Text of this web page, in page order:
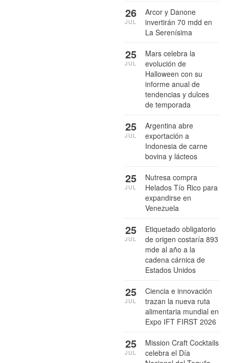
Arcor y Danone
invertirán 70 mdd en
La Serenísima
26
JUL
Mars celebra la
evolución de
Halloween con su
informe anual de
tendencias y dulces
de temporada
25
JUL
Argentina abre
exportación a
Indonesia de carne
bovina y lácteos
25
JUL
Nutresa compra
Helados Tío Rico para
expandirse en
Venezuela
25
JUL
Etiquetado obligatorio
de origen costaría 893
mde al año a la
cadena cárnica de
Estados Unidos
25
JUL
Ciencia e innovación
trazan la nueva ruta
alimentaria mundial en
Expo IFT FIRST 2026
25
JUL
Mission Craft Cocktails
celebra el Día
25
JUL